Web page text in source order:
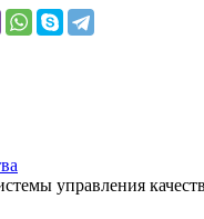
управления